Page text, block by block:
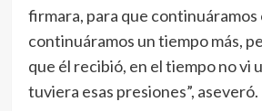
firmara, para que continuáramos
continuáramos un tiempo más,
que él recibió, en el tiempo no vi
tuviera esas presiones”, aseveró.